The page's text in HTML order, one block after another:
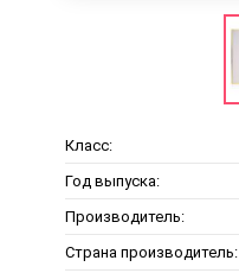
Класс:
Год выпуска:
Производитель:
Страна производитель: